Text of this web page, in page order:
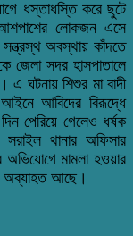
ধস্তাধস্তি করে ছুটে
আশপাশের লোকজন এসে
সন্ত্রস্থ অবস্থায় কাঁদতে
জেলা সদর হাসপাতালে
এ ঘটনায় শিশুর মা বাদী
আবিদের বিরূদ্ধে
পেরিয়ে গেলেও ধর্ষক
থানার অফিসার
অভিযোগে মামলা হওয়ার
অব্যাহত আছে।